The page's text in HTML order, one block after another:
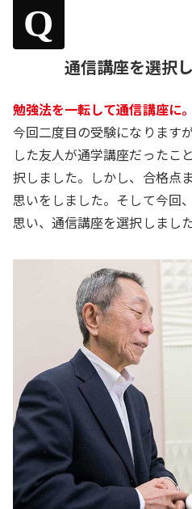
Q
通信講座を選択
勉強法を一転して通信講座に。
今回二度目の受験になります
した友人が通学講座だったこ
択しました。しかし、合格点
思いをしました。そして今回
思い、通信講座を選択しました